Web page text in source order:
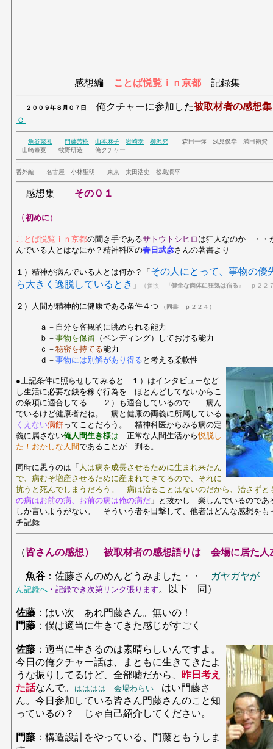
感想編 ことば悦覧ｉｎ京都 記録集
２００９年８月０７日 俺クチャーに参加した被取材者の感想集
ｅ
魚谷繁礼 門藤芳樹 山本麻子 岩崎泰 柳沢究 森田一弥 浅見俊幸 満田衛資
山崎泰寛 牧野研造 俺クチャー
番外編 名古屋 小林聖明 東京 太田浩史 松島潤平
感想集 その０１
（初めに）
ことば悦覧ｉｎ京都の聞き手であるサトウトシヒロ は狂人なのか ・・
んでいる人とはなにか？精神科医の春日武彦さんの著書より
１）精神が病んでいる人とは何か？「 その人にとって、事物の優
ら大きく逸脱しているとき 」 （参照 『健全な肉体に狂気は宿る 』 ｐ２２
２）人間が精神的に健康である条件４つ （同書 ｐ２２４）
ａ－自分を客観的に眺められる能力
ｂ－ 事物を保留 （ペンディング）しておける能力
ｃ－ 秘密を持てる能力
ｄ－ 事物には別解があり得る と考える柔軟性
●上記条件に照らせしてみると １）はインタビューなど
し生活に必要な銭を稼ぐ行為を ほとんどしてないからこ
の条項に適合してる ２）も適合しているので 病ん
でいるけど健康者だね。 病と健康の両義に所属している
くえない病餅ってことだろう。 精神科医からみる病の定
義に属さない俺人間生き様は 正常な人間生活から悦脱し
た！おかしな人間であることが 判る。
同時に思うのは「 人は病を成長させるために生まれ来たん
で、病むそ増産させるために産まれてきてるので、それに
抗うと死んでしまうだろう。 病は治ることはないのだから、治さずと
の病はお前の病、お前の病は俺の病だ 」と抜かし 楽しんでいるので
しか言いようがない。 そういう者を目撃して、他者はどんな感想をも
チ記録
（皆さんの感想） 被取材者の感想語りは 会場に居た人
魚谷 ：佐藤さんのめんどうみました・・ ガヤガヤが
ん記録へ ・記録でき次第リンク張ります 。以下 同）
佐藤 ：はい次 あれ門藤さん。無いの！
門藤 ：僕は適当に生きてきた感じがすごく
佐藤 ：適当に生きるのは素晴らしいんですよ。
今日の俺クチャー話は、まともに生きてきたよ
うな振りしてるけど、全部嘘だから、
昨日考え
た話なんで。 はははは 会場わらい はい門藤さ
ん。今日参加している皆さん門藤さんのこと知
っているの？ じゃ自己紹介してください。
門藤 ：構造設計をやっている、門藤ともうしま